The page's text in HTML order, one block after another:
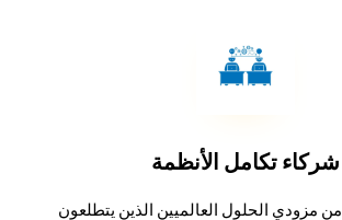
شركاء تكامل الأنظمة
مزودي الحلول العالميين الذين يتطلعون